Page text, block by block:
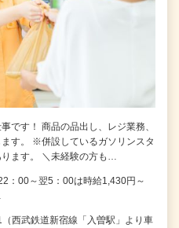
です！ 商品の品出し、レジ業務、
す。 ※併設しているガソリンスタ
ます。 ＼未経験の方も…
：00～翌5：00は時給1,430円～
西武鉄道新宿線「入曽駅」より車